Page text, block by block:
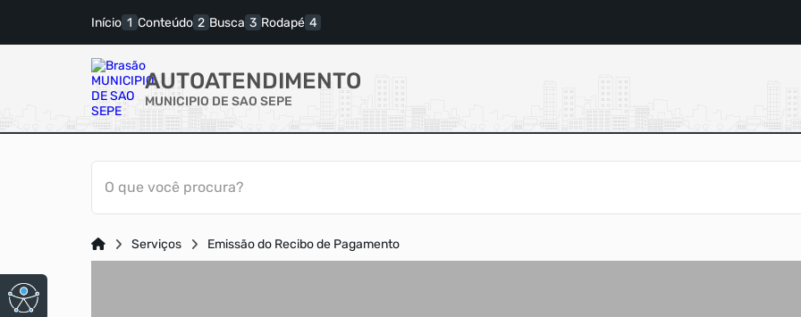
Início Conteúdo Busca Rodapé
AUTOATENDIMENTO
MUNICIPIO DE SAO SEPE
O que você procura?
Serviços Emissão do Recibo de Pagamento